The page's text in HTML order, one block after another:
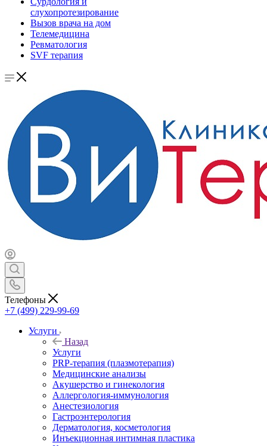
слухопротезирование
Вызов врача на дом
Телемедицина
Ревматология
SVF терапия
Телефоны
+7 (499) 229-99-69
Услуги
Назад
Услуги
PRP-терапия (плазмотерапия)
Медицинские анализы
Акушерство и гинекология
Аллергология-иммунология
Анестезиология
Гастроэнтерология
Дерматология, косметология
Инъекционная интимная пластика